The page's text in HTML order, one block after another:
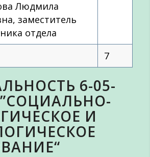
Людмила
заместитель
отдела
7
6-05-
”СОЦИАЛЬНО-
И